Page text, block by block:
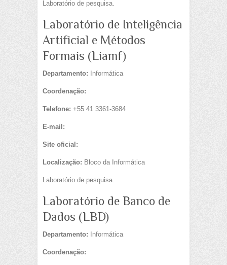
Laboratório de pesquisa.
Laboratório de Inteligência
Artificial e Métodos
Formais (Liamf)
Departamento: Informática
Coordenação:
Telefone: +55 41 3361-3684
E-mail:
Site oficial:
Localização: Bloco da Informática
Laboratório de pesquisa.
Laboratório de Banco de
Dados (LBD)
Departamento: Informática
Coordenação: